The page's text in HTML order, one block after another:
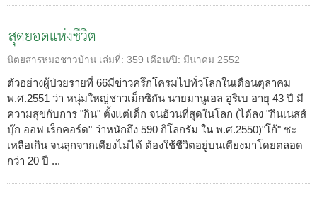
สุดยอดแห่งชีวิต
นิตยสารหมอชาวบ้าน เล่มที่: 359 เดือน/ปี: มีนาคม 2552
ตัวอย่างผู้ป่วยรายที่ 66มีข่าวครึกโครมไปทั่วโลกในเดือนตุลาคม
พ.ศ.2551 ว่า หนุ่มใหญ่ชาวเม็กซิกัน นายมานูเอล อูริเบ อายุ 43 ปี มี
ความสุขกับการ "กิน" ตั้งแต่เด็ก จนอ้วนที่สุดในโลก (ได้ลง "กินเนสส์
บุ๊ก ออฟ เร็กคอร์ด" ว่าหนักถึง 590 กิโลกรัม ใน พ.ศ.2550)"โก้" ซะ
เหลือเกิน จนลุกจากเตียงไม่ได้ ต้องใช้ชีวิตอยู่บนเตียงมาโดยตลอด
กว่า 20 ปี ...